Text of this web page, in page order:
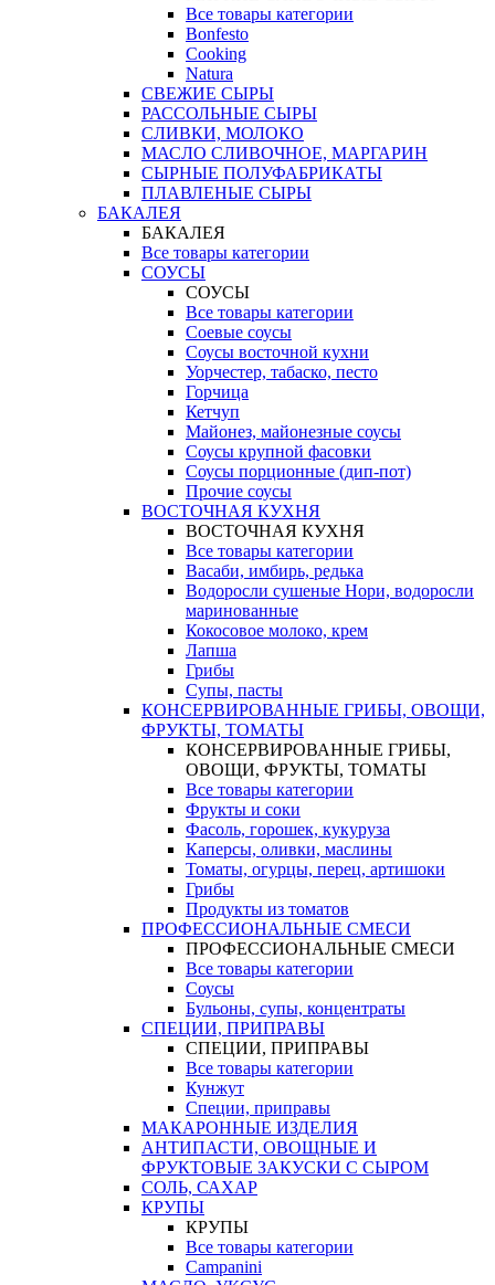
Все товары категории
Bonfesto
Cooking
Natura
СВЕЖИЕ СЫРЫ
РАССОЛЬНЫЕ СЫРЫ
СЛИВКИ, МОЛОКО
МАСЛО СЛИВОЧНОЕ, МАРГАРИН
СЫРНЫЕ ПОЛУФАБРИКАТЫ
ПЛАВЛЕНЫЕ СЫРЫ
БАКАЛЕЯ
БАКАЛЕЯ
Все товары категории
СОУСЫ
СОУСЫ
Все товары категории
Соевые соусы
Соусы восточной кухни
Уорчестер, табаско, песто
Горчица
Кетчуп
Майонез, майонезные соусы
Соусы крупной фасовки
Соусы порционные (дип-пот)
Прочие соусы
ВОСТОЧНАЯ КУХНЯ
ВОСТОЧНАЯ КУХНЯ
Все товары категории
Васаби, имбирь, редька
Водоросли сушеные Нори, водоросли
маринованные
Кокосовое молоко, крем
Лапша
Грибы
Супы, пасты
КОНСЕРВИРОВАННЫЕ ГРИБЫ, ОВОЩИ,
ФРУКТЫ, ТОМАТЫ
КОНСЕРВИРОВАННЫЕ ГРИБЫ,
ОВОЩИ, ФРУКТЫ, ТОМАТЫ
Все товары категории
Фрукты и соки
Фасоль, горошек, кукуруза
Каперсы, оливки, маслины
Томаты, огурцы, перец, артишоки
Грибы
Продукты из томатов
ПРОФЕССИОНАЛЬНЫЕ СМЕСИ
ПРОФЕССИОНАЛЬНЫЕ СМЕСИ
Все товары категории
Соусы
Бульоны, супы, концентраты
СПЕЦИИ, ПРИПРАВЫ
СПЕЦИИ, ПРИПРАВЫ
Все товары категории
Кунжут
Специи, приправы
МАКАРОННЫЕ ИЗДЕЛИЯ
АНТИПАСТИ, ОВОЩНЫЕ И
ФРУКТОВЫЕ ЗАКУСКИ С СЫРОМ
СОЛЬ, САХАР
КРУПЫ
КРУПЫ
Все товары категории
Campanini